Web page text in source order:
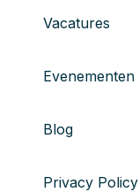
Vacatures
Evenementen
Blog
Privacy Policy